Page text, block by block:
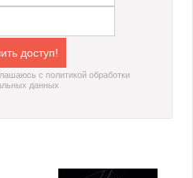
с политикой обработки
данных